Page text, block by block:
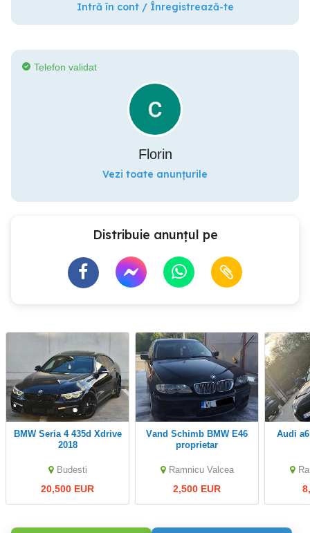
Intră în cont / Înregistrează-te
Telefon validat
Florin
Vezi toate anunțurile
Distribuie anunțul pe
BMW Seria 4 435d Xdrive
2018
Budesti
20,500 EUR
vand Schimb BMW E46
proprietar
Ramnicu Valcea
2,500 EUR
Audi